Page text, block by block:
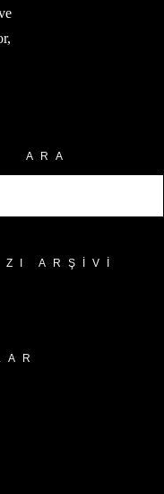
ARA
ARŞIVI